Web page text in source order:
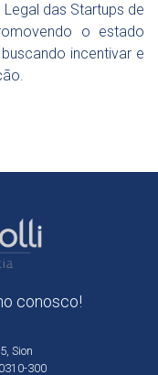
das Startups de
o estado
incentivar e
conosco!
Sion
300